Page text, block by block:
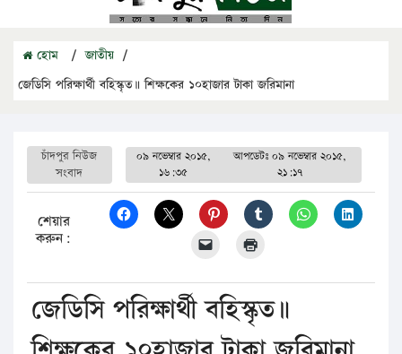
হোম / জাতীয় /
জেডিসি পরিক্ষার্থী বহিস্কৃত॥ শিক্ষকের ১০হাজার টাকা জরিমানা
চাঁদপুর নিউজ
সংবাদ
০৯ নভেম্বার ২০১৫,
১৬:৩৫
আপডেটঃ০৯ নভেম্বার ২০১৫,
২১:১৭
শেয়ার
করুন:
জেডিসি পরিক্ষার্থী বহিস্কৃত॥